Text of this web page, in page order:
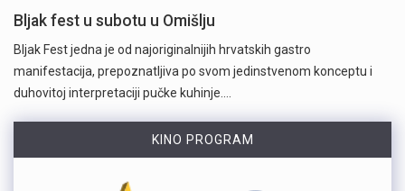
Bljak fest u subotu u Omišlju
Bljak Fest jedna je od najoriginalnijih hrvatskih gastro
manifestacija, prepoznatljiva po svom jedinstvenom konceptu i
duhovitoj interpretaciji pučke kuhinje.…
KINO PROGRAM